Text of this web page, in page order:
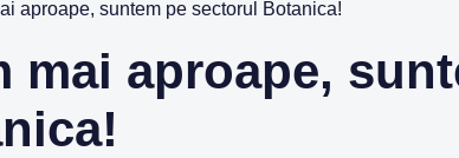
aproape, suntem pe sectorul Botanica!
mai aproape,